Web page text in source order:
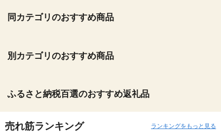
同カテゴリのおすすめ商品
別カテゴリのおすすめ商品
ふるさと納税百選のおすすめ返礼品
売れ筋ランキング ランキングをもっと見る